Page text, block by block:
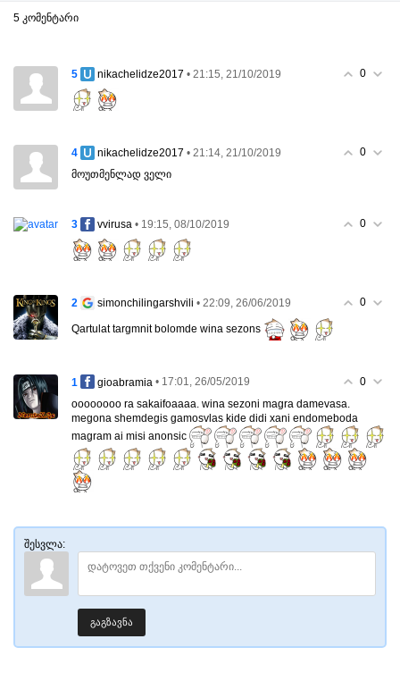
5 კომენტარი
0
5 nikachelidze2017 • 21:15, 21/10/2019
0
4 nikachelidze2017 • 21:14, 21/10/2019
მოუთმენლად ველი
0
3 vvirusa • 19:15, 08/10/2019
0
2 simonchilingarshvili • 22:09, 26/06/2019
Qartulat targmnit bolomde wina sezons
0
1 gioabramia • 17:01, 26/05/2019
oooooooo ra sakaifoaaaa. wina sezoni magra damevasa.
megona shemdegis gamosvlas kide didi xani endomeboda
magram ai misi anonsic
შესვლა:
გაგზავნა